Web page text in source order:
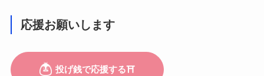
応援お願いします